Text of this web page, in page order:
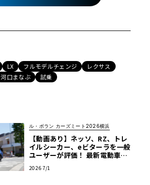
LX フルモデルチェンジ
レクサス
河口まなぶ 試乗
ル・ボラン カーズミート2026横浜
【動画あり】ネッソ、RZ、トレ
イルシーカー、eビターラを一般
ユーザーが評価！ 最新電動車体
ーズミート2026横浜】
2026 7/1